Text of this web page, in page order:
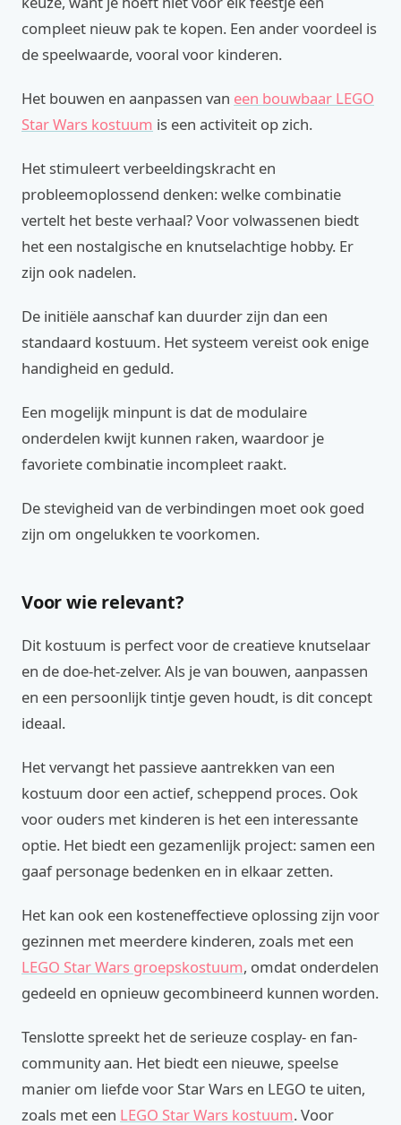
compleet nieuw pak te kopen. Een ander voordeel is
de speelwaarde, vooral voor kinderen.
Het bouwen en aanpassen van een bouwbaar LEGO
Star Wars kostuum is een activiteit op zich.
Het stimuleert verbeeldingskracht en
probleemoplossend denken: welke combinatie
vertelt het beste verhaal? Voor volwassenen biedt
het een nostalgische en knutselachtige hobby. Er
zijn ook nadelen.
De initiële aanschaf kan duurder zijn dan een
standaard kostuum. Het systeem vereist ook enige
handigheid en geduld.
Een mogelijk minpunt is dat de modulaire
onderdelen kwijt kunnen raken, waardoor je
favoriete combinatie incompleet raakt.
De stevigheid van de verbindingen moet ook goed
zijn om ongelukken te voorkomen.
Voor wie relevant?
Dit kostuum is perfect voor de creatieve knutselaar
en de doe-het-zelver. Als je van bouwen, aanpassen
en een persoonlijk tintje geven houdt, is dit concept
ideaal.
Het vervangt het passieve aantrekken van een
kostuum door een actief, scheppend proces. Ook
voor ouders met kinderen is het een interessante
optie. Het biedt een gezamenlijk project: samen een
gaaf personage bedenken en in elkaar zetten.
Het kan ook een kosteneffectieve oplossing zijn voor
gezinnen met meerdere kinderen, zoals met een
LEGO Star Wars groepskostuum, omdat onderdelen
gedeeld en opnieuw gecombineerd kunnen worden.
Tenslotte spreekt het de serieuze cosplay- en fan-
community aan. Het biedt een nieuwe, speelse
manier om liefde voor Star Wars en LEGO te uiten,
zoals met een LEGO Star Wars kostuum. Voor